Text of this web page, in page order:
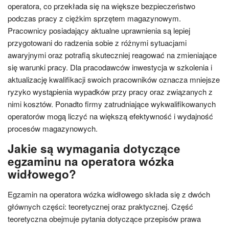
operatora, co przekłada się na większe bezpieczeństwo
podczas pracy z ciężkim sprzętem magazynowym.
Pracownicy posiadający aktualne uprawnienia są lepiej
przygotowani do radzenia sobie z różnymi sytuacjami
awaryjnymi oraz potrafią skuteczniej reagować na zmieniające
się warunki pracy. Dla pracodawców inwestycja w szkolenia i
aktualizację kwalifikacji swoich pracowników oznacza mniejsze
ryzyko wystąpienia wypadków przy pracy oraz związanych z
nimi kosztów. Ponadto firmy zatrudniające wykwalifikowanych
operatorów mogą liczyć na większą efektywność i wydajność
procesów magazynowych.
Jakie są wymagania dotyczące
egzaminu na operatora wózka
widłowego?
Egzamin na operatora wózka widłowego składa się z dwóch
głównych części: teoretycznej oraz praktycznej. Część
teoretyczna obejmuje pytania dotyczące przepisów prawa